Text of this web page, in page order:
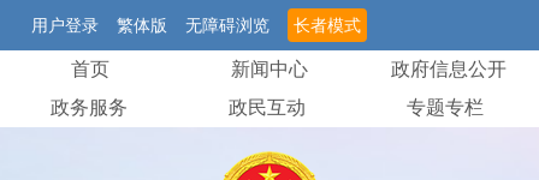
用户登录 繁体版 无障碍浏览 长者模式
首页 新闻中心
政府信息公开
政务服务
政民互动 专题专栏